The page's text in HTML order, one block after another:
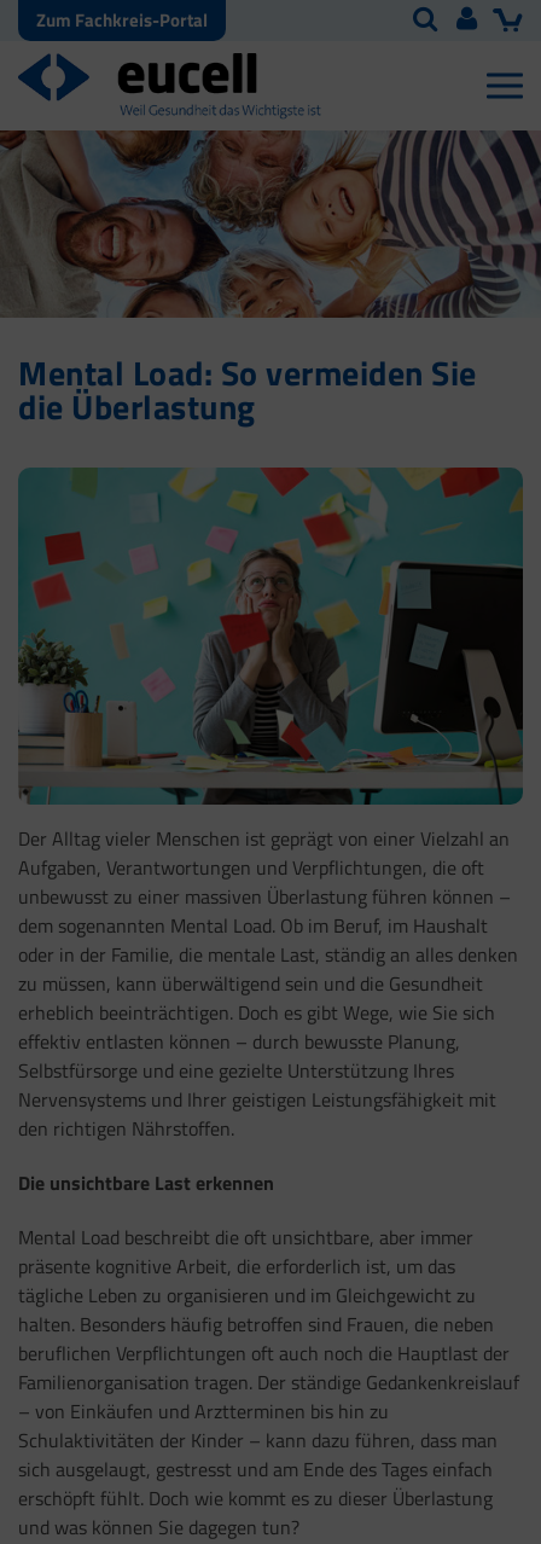
Zum Fachkreis-Portal
Mental Load: So vermeiden Sie
die Überlastung
Der Alltag vieler Menschen ist geprägt von einer Vielzahl an
Aufgaben, Verantwortungen und Verpflichtungen, die oft
unbewusst zu einer massiven Überlastung führen können –
dem sogenannten Mental Load. Ob im Beruf, im Haushalt
oder in der Familie, die mentale Last, ständig an alles denken
zu müssen, kann überwältigend sein und die Gesundheit
erheblich beeinträchtigen. Doch es gibt Wege, wie Sie sich
effektiv entlasten können – durch bewusste Planung,
Selbstfürsorge und eine gezielte Unterstützung Ihres
Nervensystems und Ihrer geistigen Leistungsfähigkeit mit
den richtigen Nährstoffen.
Die unsichtbare Last erkennen
Mental Load beschreibt die oft unsichtbare, aber immer
präsente kognitive Arbeit, die erforderlich ist, um das
tägliche Leben zu organisieren und im Gleichgewicht zu
halten. Besonders häufig betroffen sind Frauen, die neben
beruflichen Verpflichtungen oft auch noch die Hauptlast der
Familienorganisation tragen. Der ständige Gedankenkreislauf
– von Einkäufen und Arztterminen bis hin zu
Schulaktivitäten der Kinder – kann dazu führen, dass man
sich ausgelaugt, gestresst und am Ende des Tages einfach
erschöpft fühlt. Doch wie kommt es zu dieser Überlastung
und was können Sie dagegen tun?